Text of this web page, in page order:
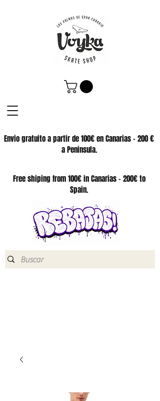
Envio gratuito a partir de 100€ en Canarias - 200 €
a Peninsula.
SKATE SHOP
Free shiping from 100€ in Canarias - 200€ to
Spain.